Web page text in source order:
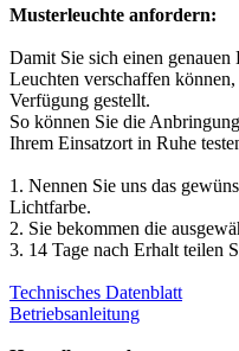
Musterleuchte anfordern:
Damit Sie sich einen
Leuchten verschaffen
Verfügung gestellt.
So können Sie die
Ihrem Einsatzort in Ruhe
1. Nennen Sie uns das
Lichtfarbe.
2. Sie bekommen die
3. 14 Tage nach Erhalt teilen
Technisches Datenblatt
Betriebsanleitung